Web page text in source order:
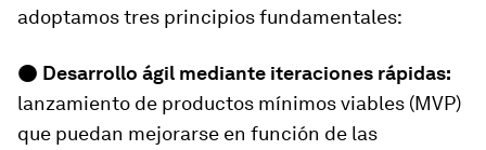
adoptamos tres principios fundamentales:
● Desarrollo ágil mediante iteraciones rápidas:
lanzamiento de productos mínimos viables (MVP)
que puedan mejorarse en función de las